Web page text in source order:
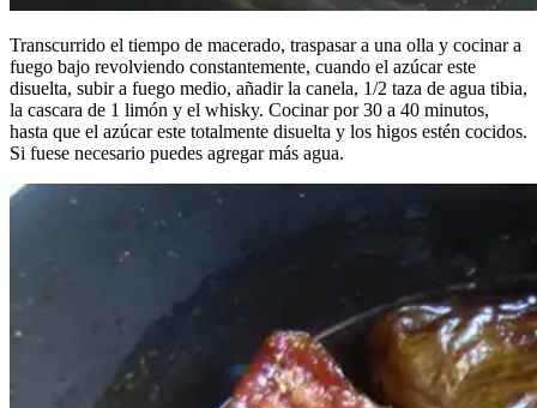
Transcurrido el tiempo de macerado, traspasar a una olla y cocinar a
fuego bajo revolviendo constantemente, cuando el azúcar este
disuelta, subir a fuego medio, añadir la canela, 1/2 taza de agua tibia,
la cascara de 1 limón y el whisky. Cocinar por 30 a 40 minutos,
hasta que el azúcar este totalmente disuelta y los higos estén cocidos.
Si fuese necesario puedes agregar más agua.